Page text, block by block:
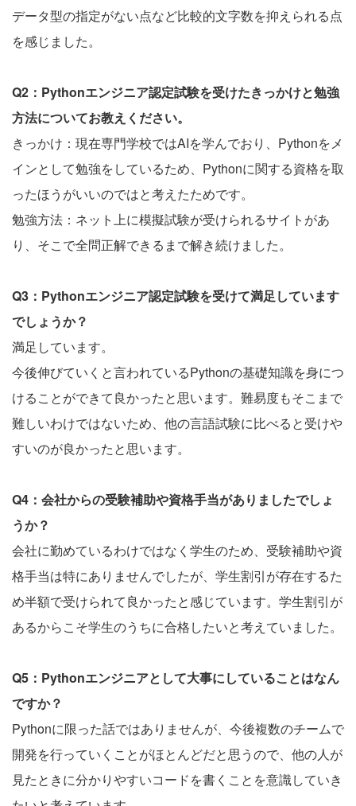
データ型の指定がない点など比較的文字数を抑えられる点
を感じました。
Q2：Pythonエンジニア認定試験を受けたきっかけと勉強
方法についてお教えください。
きっかけ：現在専門学校ではAIを学んでおり、Pythonをメ
インとして勉強をしているため、Pythonに関する資格を取
ったほうがいいのではと考えたためです。
勉強方法：ネット上に模擬試験が受けられるサイトがあ
り、そこで全問正解できるまで解き続けました。
Q3：Pythonエンジニア認定試験を受けて満足しています
でしょうか？
満足しています。
今後伸びていくと言われているPythonの基礎知識を身につ
けることができて良かったと思います。難易度もそこまで
難しいわけではないため、他の言語試験に比べると受けや
すいのが良かったと思います。
Q4：会社からの受験補助や資格手当がありましたでしょ
うか？
会社に勤めているわけではなく学生のため、受験補助や資
格手当は特にありませんでしたが、学生割引が存在するた
め半額で受けられて良かったと感じています。学生割引が
あるからこそ学生のうちに合格したいと考えていました。
Q5：Pythonエンジニアとして大事にしていることはなん
ですか？
Pythonに限った話ではありませんが、今後複数のチームで
開発を行っていくことがほとんどだと思うので、他の人が
見たときに分かりやすいコードを書くことを意識していき